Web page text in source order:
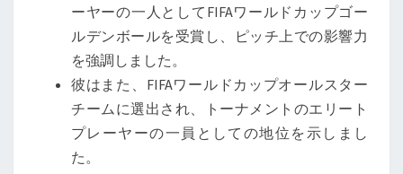
ーヤーの一人としてFIFAワールドカップゴー
ルデンボールを受賞し、ピッチ上での影響力
を強調しました。
彼はまた、FIFAワールドカップオールスター
チームに選出され、トーナメントのエリート
プレーヤーの一員としての地位を示しまし
た。